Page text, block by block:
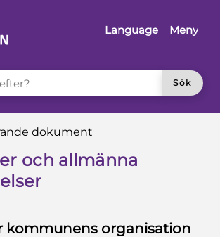
Language
Meny
Sök
dokument
och allmänna
kommunens organisation